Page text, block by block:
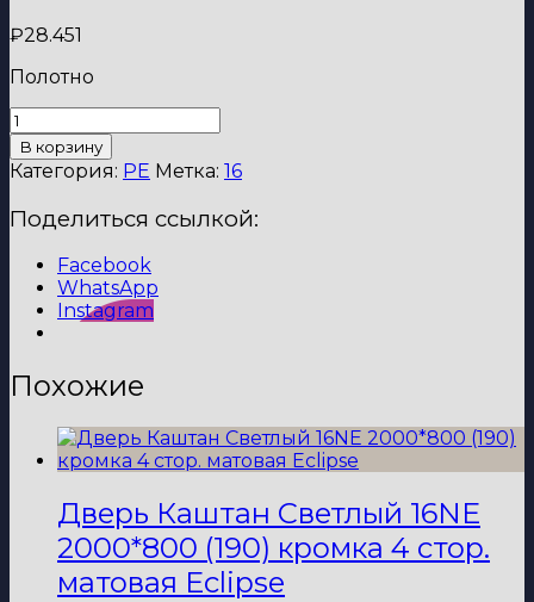
₽28.451
Полотно
Количество
товара
Дверь
Вайт
16
PE
2000*800
(190)
кромка
стор.
Eclipse
В корзину
Категория: PE Метка: 16
Поделиться ссылкой:
Facebook
WhatsApp
Instagram
Похожие
Дверь Каштан Светлый 16NE
2000*800 (190) кромка 4 стор.
матовая Eclipse